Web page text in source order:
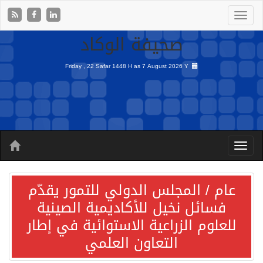
صحيفة الوكاد
Friday , 22 Safar 1448 H as7 August 2026 Y
عام / المجلس الدولي للتمور يقدّم
فسائل نخيل للأكاديمية الصينية
للعلوم الزراعية الاستوائية في إطار
التعاون العلمي